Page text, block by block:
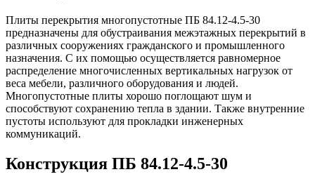
Плиты перекрытия многопустотные ПБ 84.12-4.5-30
предназначены для обустраивания межэтажных перекрытий в
различных сооружениях гражданского и промышленного
назначения. С их помощью осуществляется равномерное
распределение многочисленных вертикальных нагрузок от
веса мебели, различного оборудования и людей.
Многопустотные плиты хорошо поглощают шум и
способствуют сохранению тепла в здании. Также внутренние
пустоты используют для прокладки инженерных
коммуникаций.
Конструкция ПБ 84.12-4.5-30